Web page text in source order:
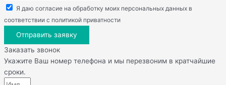
Я даю согласие на обработку моих персональных данных в
соответствии с политикой приватности
Отправить заявку
Заказать звонок
Укажите Ваш номер телефона и мы перезвоним в кратчайшие
сроки.